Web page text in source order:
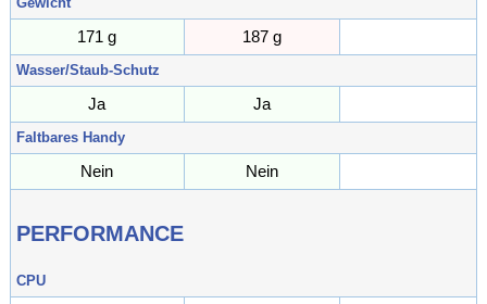
Gewicht
171 g 187 g
Wasser/Staub-Schutz
Ja Ja
Faltbares Handy
Nein Nein
PERFORMANCE
CPU